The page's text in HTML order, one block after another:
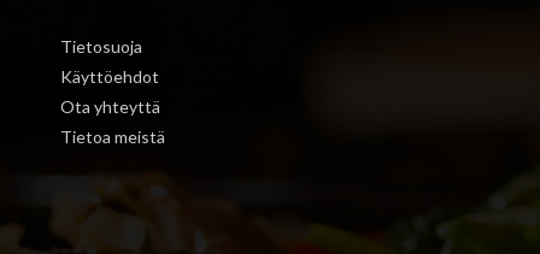
Tietosuoja
Käyttöehdot
Ota yhteyttä
Tietoa meistä